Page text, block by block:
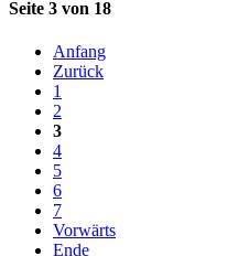
Seite 3 von 18
Anfang
Zurück
1
2
3
4
5
6
7
Vorwärts
Ende